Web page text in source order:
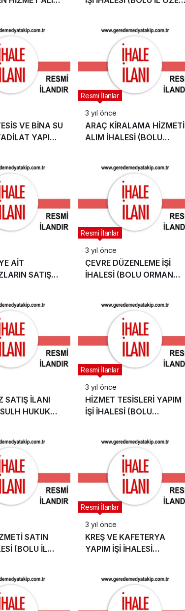
VE BİNA SU
YAPIM
Resmi İlanlar
3 yıl önce
ARAÇ KİRALAMA HİZMETİ
ALIM İHALESİ (BOLU
AİT
SATIŞ
Resmi İlanlar
3 yıl önce
ÇEVRE DÜZENLEME İŞİ
İHALESİ (BOLU ORMAN
SATIŞ İLANI
HUKUK
Resmi İlanlar
3 yıl önce
HİZMET TESİSLERİ YAPIM
İŞİ İHALESİ (BOLU
SATIN
(BOLU İL
Resmi İlanlar
3 yıl önce
KREŞ VE KAFETERYA
YAPIM İŞİ İHALESİ